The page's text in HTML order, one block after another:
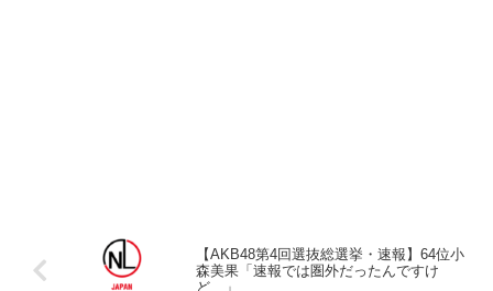
【AKB48第4回選抜総選挙・速報】64位小
森美果「速報では圏外だったんですけ
ど…」